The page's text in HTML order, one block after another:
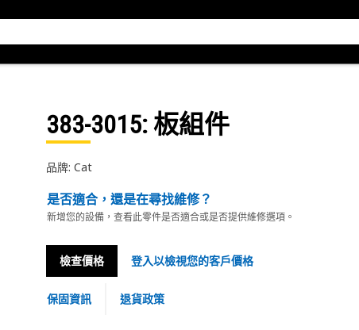
383-3015: 板組件
品牌: Cat
是否適合，還是在尋找維修？
新增您的設備，查看此零件是否適合或是否提供維修選項。
檢查價格 登入以檢視您的客戶價格
保固資訊 退貨政策